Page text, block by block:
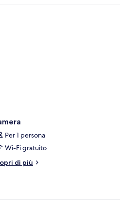
un balcone.
Per 1 persona
Wi-Fi gratuito
di più